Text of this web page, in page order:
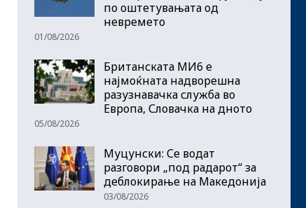
по оштетувањата од
невремето
01/08/2026
Британската МИ6 е
најмоќната надворешна
разузнавачка служба во
Европа, Словачка на дното
05/08/2026
Муцунски: Се водат
разговори „под радарот“ за
деблокирање на Македонија
03/08/2026